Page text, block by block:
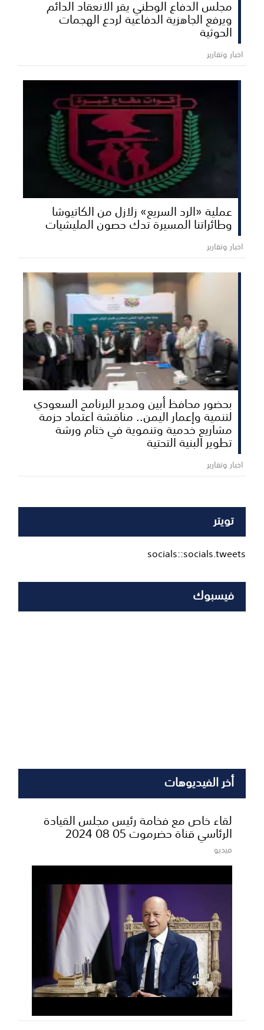
مجلس الدفاع الوطني يقر الانعقاد الدائم
ويرفع الجاهزية الدفاعية لردع الهجمات
الحوثية
اخبار وتقارير
عملية «الرد السريع» زلازل من الكاتيوشا
وطائراتنا المسيرة تدك حصون المليشيات
اخبار وتقارير
بحضور محافظ أبين ومدير البرنامج السعودي
لتنمية وإعمار اليمن.. مناقشة اعتماد حزمة
مشاريع خدمية وتنموية في ختام ورشة
تطوير البنية التحتية
اخبار وتقارير
تويتر
socials::socials.tweets
فيسبوك
أخر الفيديوهات
لقاء خاص مع فخامة رئيس مجلس القيادة
الرئاسي قناة حضرموت 05 08 2024
فيديو